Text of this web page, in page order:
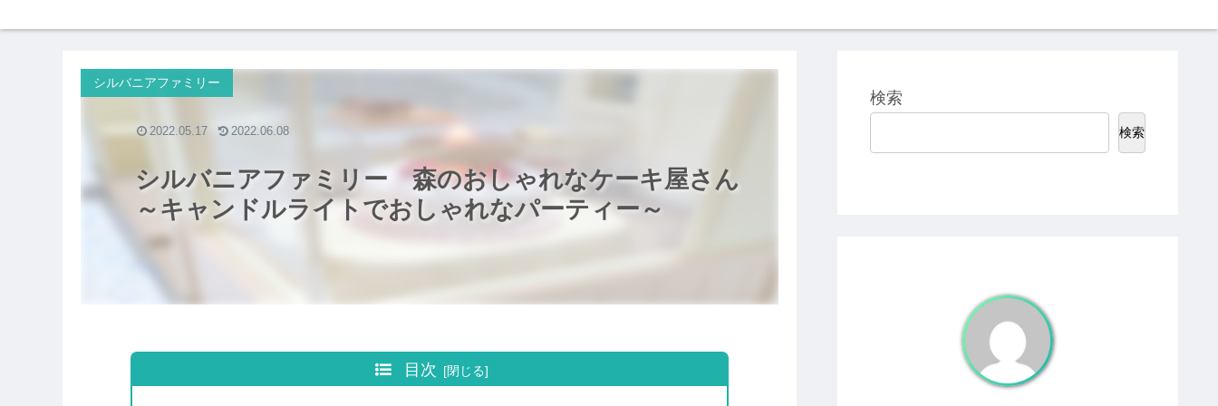
シルバニアファミリー 森のおしゃれなケーキ屋さん
～キャンドルライトでおしゃれなパーティー～
シルバニアファミリー
2022.05.17 2022.06.08
目次
検索
検索